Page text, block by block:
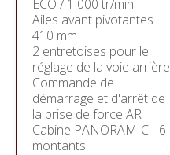
ECO / 1 000 tr/min
Ailes avant pivotantes
410 mm
2 entretoises pour le
réglage de la voie arrière
Commande de
démarrage et d'arrêt de
la prise de force AR
Cabine PANORAMIC - 6
montants